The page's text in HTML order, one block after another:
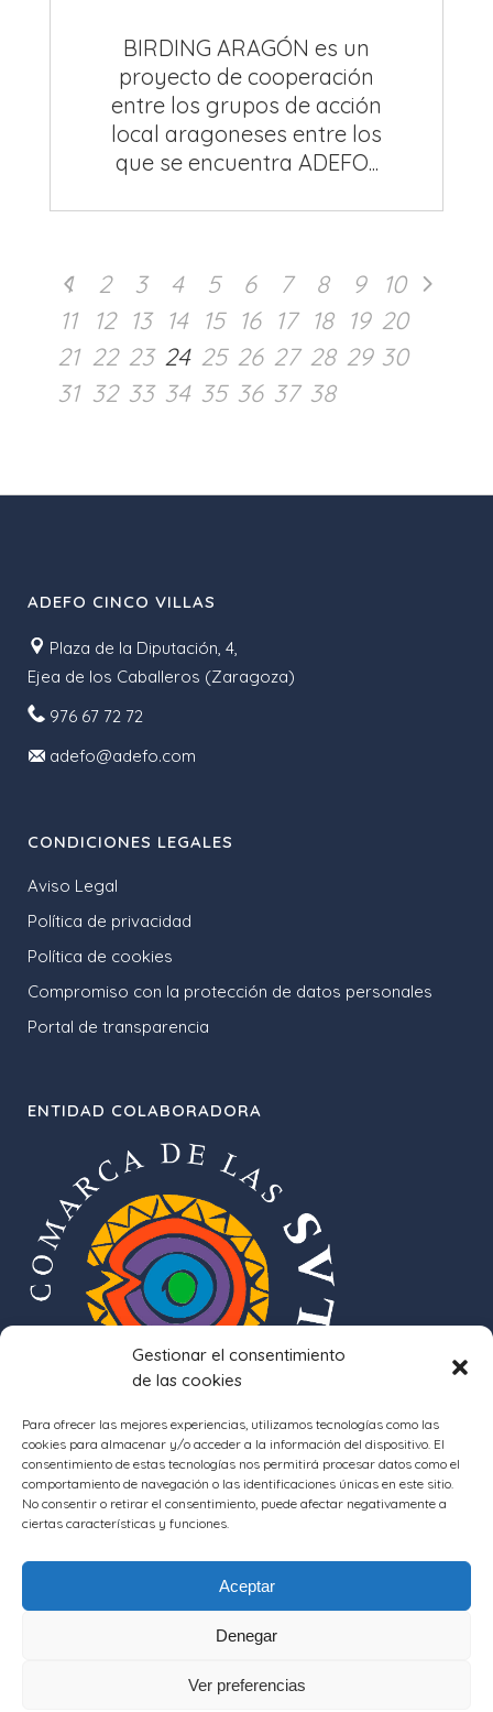
Gestionar el consentimiento
de las cookies
Para ofrecer las mejores experiencias, utilizamos tecnologías como las
cookies para almacenar y/o acceder a la información del dispositivo. El
consentimiento de estas tecnologías nos permitirá procesar datos como el
comportamiento de navegación o las identificaciones únicas en este sitio.
No consentir o retirar el consentimiento, puede afectar negativamente a
ciertas características y funciones.
Aceptar
Denegar
Ver preferencias
BIRDING ARAGÓN es un
proyecto de cooperación
entre los grupos de acción
local aragoneses entre los
que se encuentra ADEFO...
1 2 3 4 5 6 7 8 9
10
11
12 13 14 15 16 17 18 19 20
21 22 23 24 25 26 27 28 29 30
31 32 33 34 35 36 37 38
ADEFO CINCO VILLAS
Plaza de la Diputación, 4,
Ejea de los Caballeros (Zaragoza)
976 67 72 72
adefo@adefo.com
CONDICIONES LEGALES
Aviso Legal
Política de privacidad
Política de cookies
Compromiso con la protección de datos personales
Portal de transparencia
ENTIDAD COLABORADORA